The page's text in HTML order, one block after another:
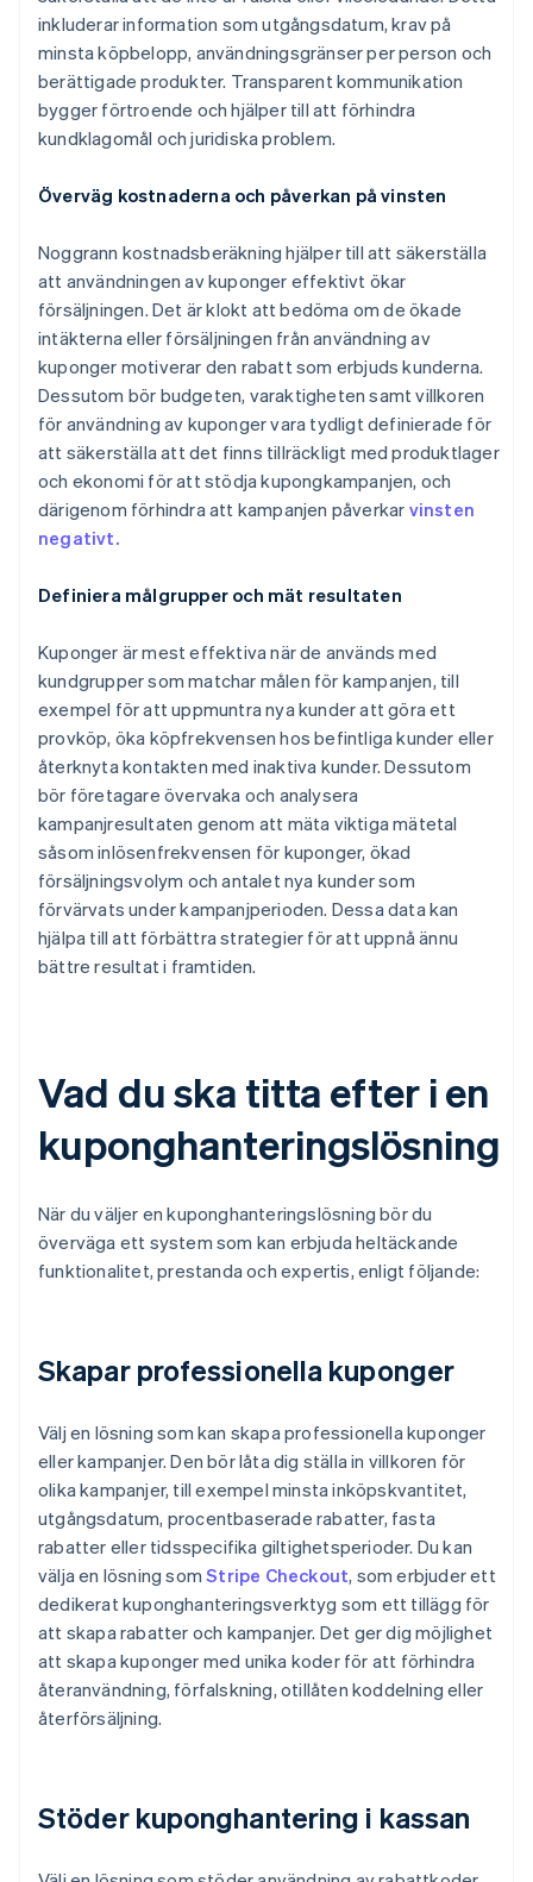
inkluderar information som utgångsdatum, krav på
minsta köpbelopp, användningsgränser per person och
berättigade produkter. Transparent kommunikation
bygger förtroende och hjälper till att förhindra
kundklagomål och juridiska problem.
Överväg kostnaderna och påverkan på vinsten
Noggrann kostnadsberäkning hjälper till att säkerställa
att användningen av kuponger effektivt ökar
försäljningen. Det är klokt att bedöma om de ökade
intäkterna eller försäljningen från användning av
kuponger motiverar den rabatt som erbjuds kunderna.
Dessutom bör budgeten, varaktigheten samt villkoren
för användning av kuponger vara tydligt definierade för
att säkerställa att det finns tillräckligt med produktlager
och ekonomi för att stödja kupongkampanjen, och
därigenom förhindra att kampanjen påverkar vinsten
negativt.
Definiera målgrupper och mät resultaten
Kuponger är mest effektiva när de används med
kundgrupper som matchar målen för kampanjen, till
exempel för att uppmuntra nya kunder att göra ett
provköp, öka köpfrekvensen hos befintliga kunder eller
återknyta kontakten med inaktiva kunder. Dessutom
bör företagare övervaka och analysera
kampanjresultaten genom att mäta viktiga mätetal
såsom inlösenfrekvensen för kuponger, ökad
försäljningsvolym och antalet nya kunder som
förvärvats under kampanjperioden. Dessa data kan
hjälpa till att förbättra strategier för att uppnå ännu
bättre resultat i framtiden.
Vad du ska titta efter i en
kuponghanteringslösning
När du väljer en kuponghanteringslösning bör du
överväga ett system som kan erbjuda heltäckande
funktionalitet, prestanda och expertis, enligt följande:
Skapar professionella kuponger
Välj en lösning som kan skapa professionella kuponger
eller kampanjer. Den bör låta dig ställa in villkoren för
olika kampanjer, till exempel minsta inköpskvantitet,
utgångsdatum, procentbaserade rabatter, fasta
rabatter eller tidsspecifika giltighetsperioder. Du kan
välja en lösning somStripe Checkout, som erbjuder ett
dedikerat kuponghanteringsverktyg som ett tillägg för
att skapa rabatter och kampanjer. Det ger dig möjlighet
att skapa kuponger med unika koder för att förhindra
återanvändning, förfalskning, otillåten koddelning eller
återförsäljning.
Stöder kuponghantering i kassan